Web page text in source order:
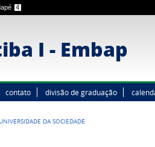
4
I - Embap
contato divisão de graduação
DA SOCIEDADE